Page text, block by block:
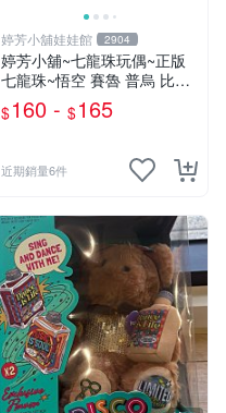
婷芳小舖娃娃館 2904
婷芳小舖~七龍珠玩偶~正版
七龍珠~悟空 賽魯 普烏 比克
克林 特南克斯 娃娃 玩偶~七
龍珠玩偶~生日情人禮
$160 - $165
近期銷量6件